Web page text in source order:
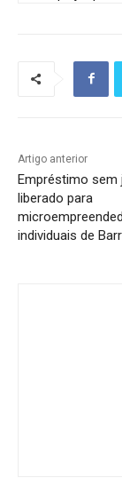
Artigo anterior
Empréstimo sem
liberado para
individuais de